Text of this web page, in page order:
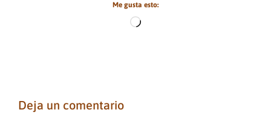
Me gusta esto:
Cargando...
Deja un comentario